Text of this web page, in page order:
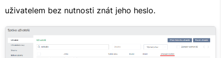
uživatelem bez nutnosti znát jeho heslo.